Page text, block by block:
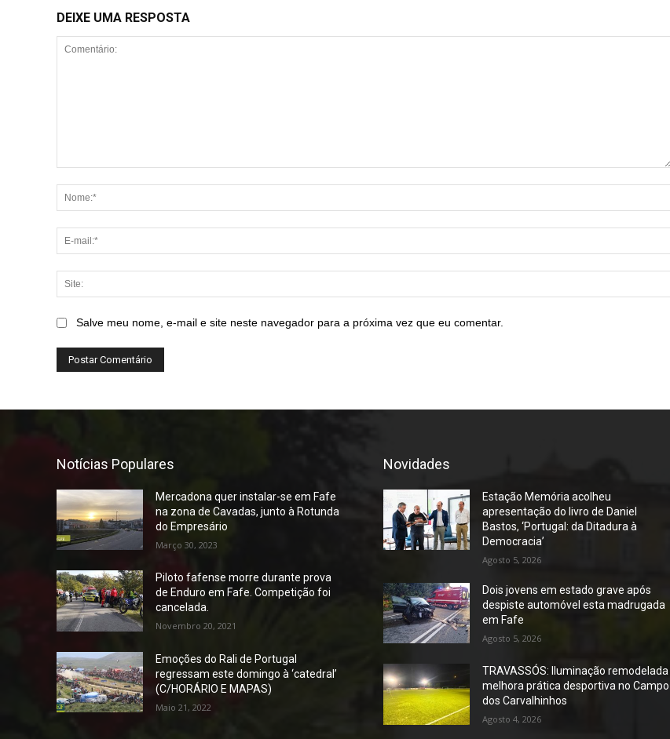
DEIXE UMA RESPOSTA
Salve meu nome, e-mail e site neste navegador para a próxima vez que eu comentar.
Notícias Populares
Mercadona quer instalar-se em Fafe
na zona de Cavadas, junto à Rotunda
do Empresário
Março 30, 2023
Piloto fafense morre durante prova
de Enduro em Fafe. Competição foi
cancelada.
Novembro 20, 2021
Emoções do Rali de Portugal
regressam este domingo à ‘catedral’
(C/HORÁRIO E MAPAS)
Maio 21, 2022
Novidades
Estação Memória acolheu
apresentação do livro de Daniel
Bastos, ‘Portugal: da Ditadura à
Democracia’
Agosto 5, 2026
Dois jovens em estado grave após
despiste automóvel esta madrugada
em Fafe
Agosto 5, 2026
TRAVASSÓS: Iluminação remodelada
melhora prática desportiva no Campo
dos Carvalhinhos
Agosto 4, 2026